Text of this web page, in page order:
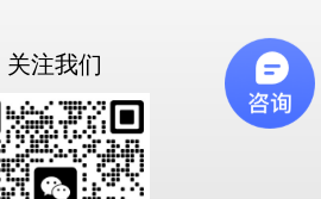
关注我们